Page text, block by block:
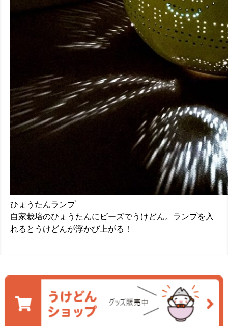
ひょうたんランプ
自家栽培のひょうたんにビーズでうけどん。ランプを入
れるとうけどんが浮かび上がる！